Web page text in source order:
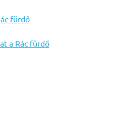
fürdő
a Rác fürdő